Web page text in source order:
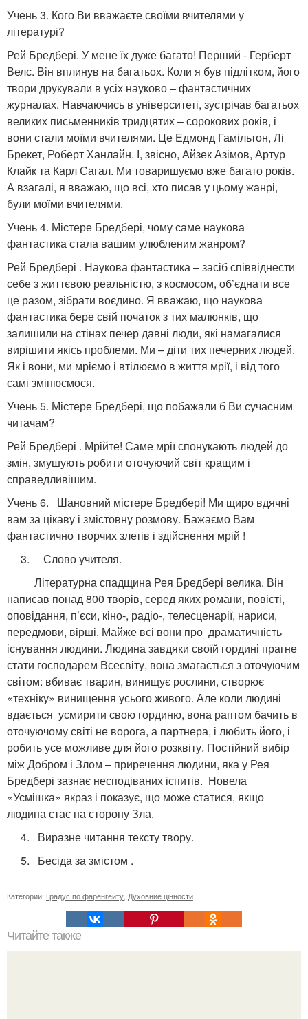
Учень 3. Кого Ви вважаєте своїми вчителями у
літературі?
Рей Бредбері. У мене їх дуже багато! Перший - Герберт
Велс. Він вплинув на багатьох. Коли я був підлітком, його
твори друкували в усіх науково – фантастичних
журналах. Навчаючись в університеті, зустрічав багатьох
великих письменників тридцятих – сорокових років, і
вони стали моїми вчителями. Це Едмонд Гамільтон, Лі
Брекет, Роберт Ханлайн. І, звісно, Айзек Азімов, Артур
Клайк та Карл Сагал. Ми товаришуємо вже багато років.
А взагалі, я вважаю, що всі, хто писав у цьому жанрі,
були моїми вчителями.
Учень 4. Містере Бредбері, чому саме наукова
фантастика стала вашим улюбленим жанром?
Рей Бредбері . Наукова фантастика – засіб співвіднести
себе з життєвою реальністю, з космосом, об’єднати все
це разом, зібрати воєдино. Я вважаю, що наукова
фантастика бере свій початок з тих малюнків, що
залишили на стінах печер давні люди, які намагалися
вирішити якісь проблеми. Ми – діти тих печерних людей.
Як і вони, ми мріємо і втілюємо в життя мрії, і від того
самі змінюємося.
Учень 5. Містере Бредбері, що побажали б Ви сучасним
читачам?
Рей Бредбері . Мрійте! Саме мрії спонукають людей до
змін, змушують робити оточуючий світ кращим і
справедливішим.
Учень 6. Шановний містере Бредбері! Ми щиро вдячні
вам за цікаву і змістовну розмову. Бажаємо Вам
фантастично творчих злетів і здійснення мрій !
3. Слово учителя.
Літературна спадщина Рея Бредбері велика. Він
написав понад 800 творів, серед яких романи, повісті,
оповідання, п’єси, кіно-, радіо-, телесценарії, нариси,
передмови, вірші. Майже всі вони про драматичність
існування людини. Людина завдяки своїй гордині прагне
стати господарем Всесвіту, вона змагається з оточуючим
світом: вбиває тварин, винищує рослини, створює
«техніку» винищення усього живого. Але коли людині
вдається усмирити свою гординю, вона раптом бачить в
оточуючому світі не ворога, а партнера, і любить його, і
робить усе можливе для його розквіту. Постійний вибір
між Добром і Злом – приречення людини, яка у Рея
Бредбері зазнає несподіваних іспитів. Новела
«Усмішка» якраз і показує, що може статися, якщо
людина стає на сторону Зла.
4. Виразне читання тексту твору.
5. Бесіда за змістом .
Категории: Градус по фаренгейту Духовние цінности
Читайте также